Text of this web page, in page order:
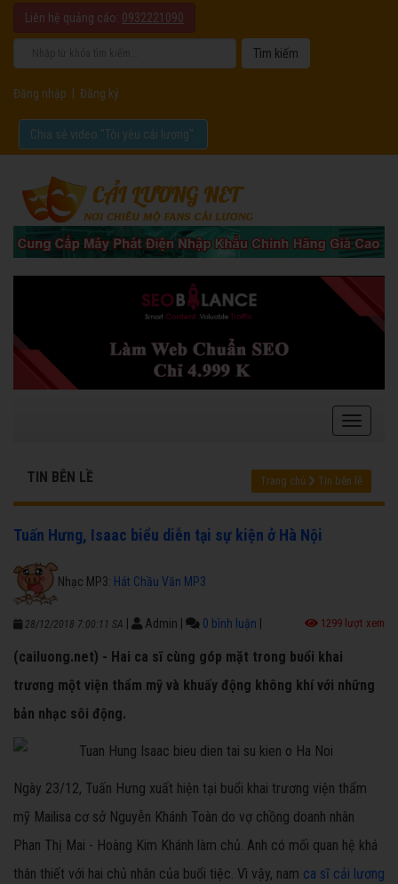
Liên hệ quảng cáo: 0932221090
Đăng nhập Đăng ký
Chia sẻ video "Tôi yêu cải lương".
TIN BÊN LỀ Trang chủ Tin bên lề
Tuấn Hưng, Isaac biểu diễn tại sự kiện ở Hà Nội
Nhạc MP3: Hát Chầu Văn MP3
28/12/2018 7:00:11 SA Admin 0 bình luận 1299 lượt xem
(cailuong.net) - Hai ca sĩ cùng góp mặt trong buổi khai
trương một viện thẩm mỹ và khuấy động không khí với những
bản nhạc sôi động.
Ngày 23/12, Tuấn Hưng xuất hiện tại buổi khai trương viện thẩm
mỹ Mailisa cơ sở Nguyễn Khánh Toàn do vợ chồng doanh nhân
Phan Thị Mai - Hoàng Kim Khánh làm chủ. Anh có mối quan hệ khá
thân thiết với hai chủ nhân của buổi tiệc. Vì vậy, nam ca sĩ cải lương